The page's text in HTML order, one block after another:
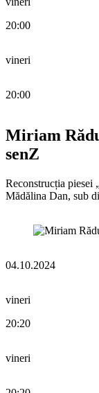
20:00
vineri
20:00
Miriam
senZ
Reconstrucția piesei
Mădălina Dan, sub
04.10.2024
vineri
20:20
vineri